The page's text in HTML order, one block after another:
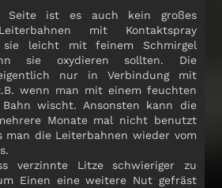
Seite ist es auch kein großes
mit Kontaktspray
sie leicht mit feinem Schmirgel
sie oxydieren sollten. Die
nur in Verbindung mit
wenn man mit einem feuchten
wischt. Ansonsten kann die
Monate mal nicht benutzt
man die Leiterbahnen wieder vom
verzinnte Litze schwieriger zu
Einen eine weitere Nut gefräst